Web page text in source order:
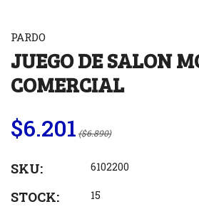
PARDO
JUEGO DE SALON
COMERCIAL
$6.201 ($6.890)
SKU: 6102200
STOCK: 15